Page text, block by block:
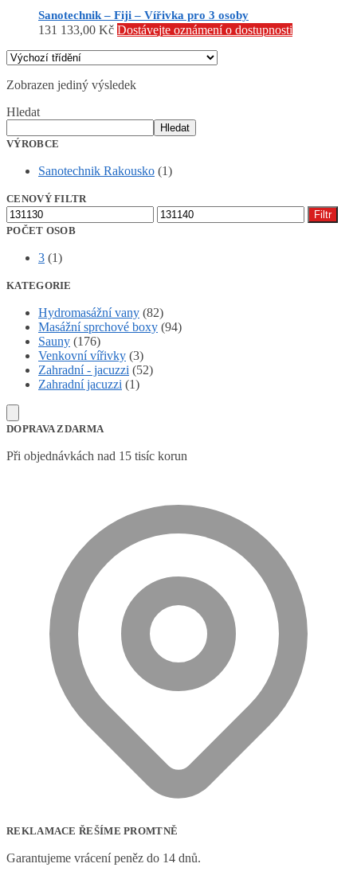
Sanotechnik – Fiji – Vířivka pro 3 osoby
131 133,00 Kč Dostávejte oznámení o dostupnosti
Zobrazen jediný výsledek
Hledat
Hledat
VÝROBCE
Sanotechnik Rakousko (1)
CENOVÝ FILTR
Minimální
cena
Maximální
cena
Filtr
POČET OSOB
3 (1)
KATEGORIE
Hydromasážní vany (82)
Masážní sprchové boxy (94)
Sauny (176)
Venkovní vířivky (3)
Zahradní - jacuzzi (52)
Zahradní jacuzzi (1)
DOPRAVA ZDARMA
Při objednávkách nad 15 tisíc korun
REKLAMACE ŘEŠÍME PROMTNĚ
Garantujeme vrácení peněz do 14 dnů.